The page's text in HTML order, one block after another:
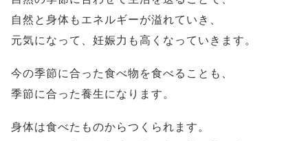
自然と身体もエネルギーが溢れていき、
元気になって、妊娠力も高くなっていきます。
今の季節に合った食べ物を食べることも、
季節に合った養生になります。
身体は食べたものからつくられます。